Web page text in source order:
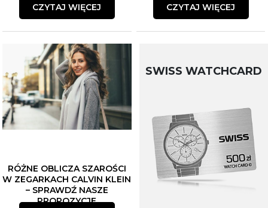
CZYTAJ WIĘCEJ CZYTAJ WIĘCEJ
RÓŻNE OBLICZA SZAROŚCI
W ZEGARKACH CALVIN KLEIN
– SPRAWDŹ NASZE
PROPOZYCJE
SWISS WATCHCARD